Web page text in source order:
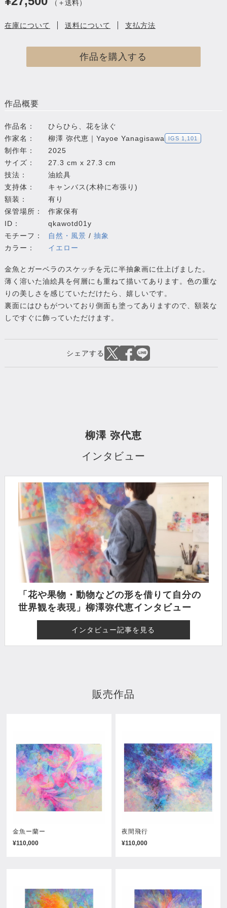
（＋送料）
作品を購入する
在庫について 送料について 支払方法
作品概要
作品名：
ひらひら、花を泳ぐ
作家名：
柳澤 弥代恵｜Yayoe Yanagisawa IGS 1,101
制作年：
2025
サイズ：
27.3 cm x 27.3 cm
技法：
油絵具
支持体：
キャンバス(木枠に布張り)
額装：
有り
保管場所：
作家保有
ID：
qkawotd01y
モチーフ：
自然・風景 / 抽象
カラー：
イエロー
金魚とガーベラのスケッチを元に半抽象画に仕上げました。
薄く溶いた油絵具を何層にも重ねて描いてあります。色の重な
りの美しさを感じていただけたら、嬉しいです。
裏面にはひもがついており側面も塗ってありますので、額装な
しですぐに飾っていただけます。
柳澤 弥代恵
インタビュー
「花や果物・動物などの形を借りて自分の
世界観を表現」柳澤弥代恵インタビュー
インタビュー記事を見る
販売作品
金魚ー蘭ー
¥110,000
夜間飛行
¥110,000